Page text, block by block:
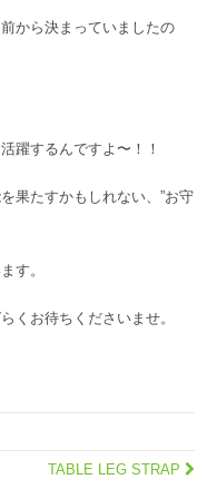
から決まっていましたの
躍するんですよ〜！！
果たすかもしれない、”お守
す。
くお待ちくださいませ。
TABLE LEG STRAP